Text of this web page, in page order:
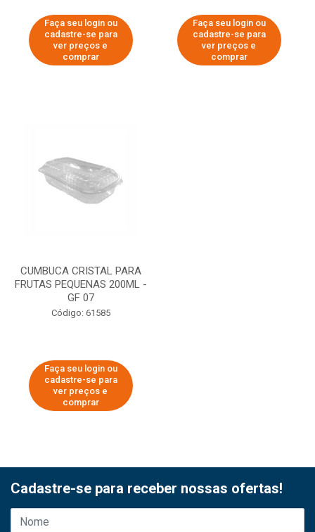
Faça seu login ou
cadastre-se para
ver preços e
comprar
Faça seu login ou
cadastre-se para
ver preços e
comprar
CUMBUCA CRISTAL PARA
FRUTAS PEQUENAS 200ML -
GF 07
Código: 61585
Faça seu login ou
cadastre-se para
ver preços e
comprar
Cadastre-se para receber nossas ofertas!